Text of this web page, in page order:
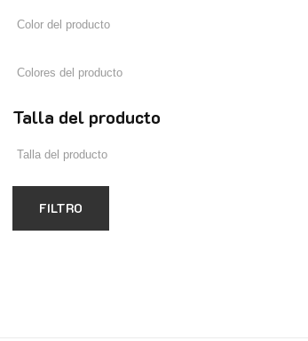
Talla del producto
FILTRO